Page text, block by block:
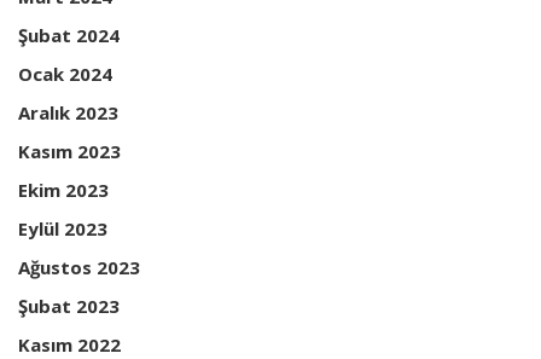
Şubat 2024
Ocak 2024
Aralık 2023
Kasım 2023
Ekim 2023
Eylül 2023
Ağustos 2023
Şubat 2023
Kasım 2022